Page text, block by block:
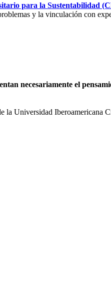
para la Sustentabilidad
y la vinculación con
necesariamente el
la Universidad Iberoamericana